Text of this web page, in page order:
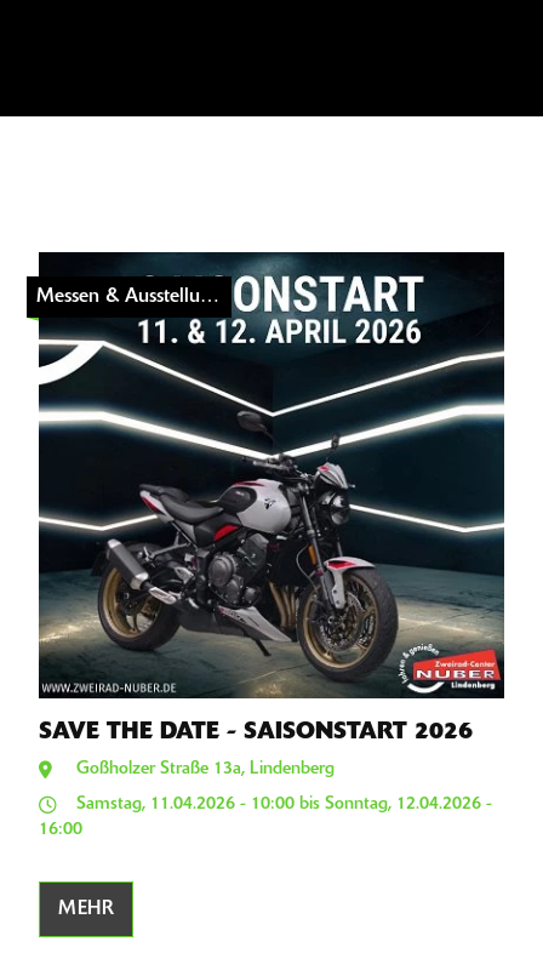
Messen & Ausstellungen
SAVE THE DATE - SAISONSTART 2026
Goßholzer Straße 13a, Lindenberg
Samstag, 11.04.2026 - 10:00 bis Sonntag, 12.04.2026 -
16:00
MEHR